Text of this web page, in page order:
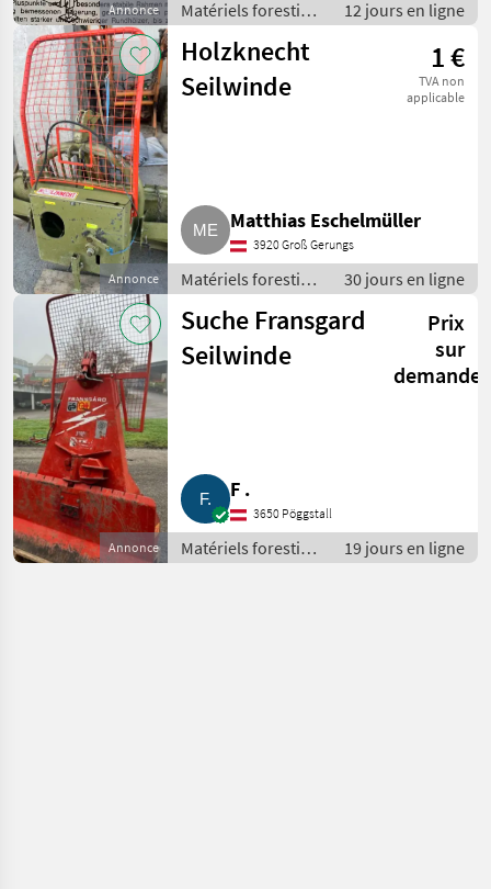
Annonce
Matériels forestiers
et matériels pour le
travail du bois /
Fendeuses de
bûches
12 jours en ligne
Annonce
Holzknecht
Seilwinde
1 €
TVA non
applicable
Matthias Eschelmüller
3920 Groß Gerungs
Matériels forestiers
et matériels pour le
travail du bois /
Treuils forestiers
30 jours en ligne
Annonce
Suche Fransgard
Seilwinde
Prix
sur
demande
F .
3650 Pöggstall
Matériels forestiers
et matériels pour le
19 jours en ligne